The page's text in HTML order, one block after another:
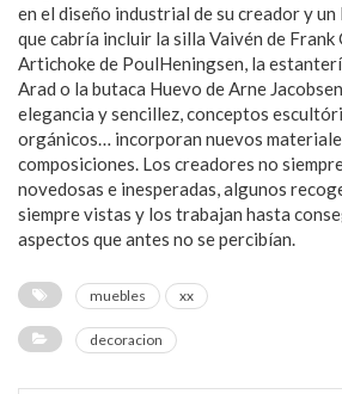
en el diseño industrial de su creador y
que cabría incluir la silla Vaivén de Frank
Artichoke de PoulHeningsen, la
Arad o la butaca Huevo de Arne
elegancia y sencillez, conceptos
orgánicos… incorporan nuevos
composiciones. Los creadores no
novedosas e inesperadas, algunos
siempre vistas y los trabajan hasta
aspectos que antes no se percibían.
muebles xx
decoracion